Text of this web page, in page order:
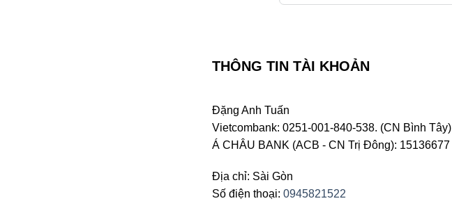
THÔNG TIN TÀI KHOẢN
Đặng Anh Tuấn
Vietcombank: 0251-001-840-538. (CN Bình Tây)
Á CHÂU BANK (ACB - CN Trị Đông): 15136677
Địa chỉ: Sài Gòn
Số điện thoại: 0945821522